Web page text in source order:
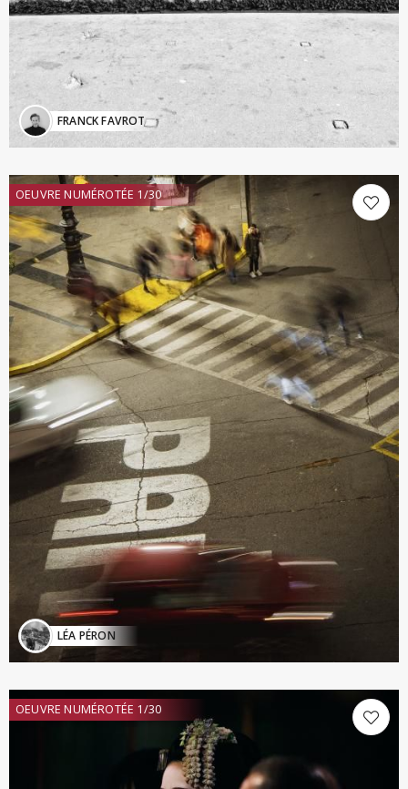
FRANCK FAVROT
OEUVRE NUMÉROTÉE 1/30
LÉA PÉRON
OEUVRE NUMÉROTÉE 1/30